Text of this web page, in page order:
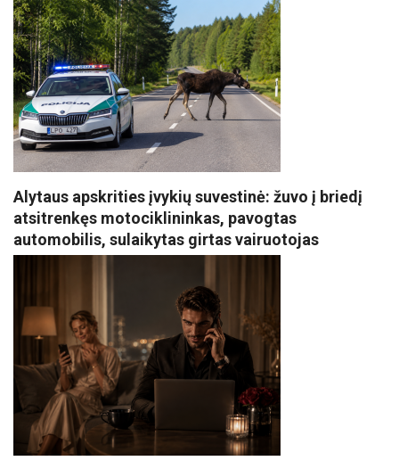
Alytaus apskrities įvykių suvestinė: žuvo į briedį
atsitrenkęs motociklininkas, pavogtas
automobilis, sulaikytas girtas vairuotojas